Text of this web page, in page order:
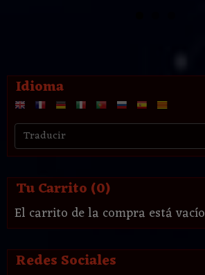
Idioma
Tu Carrito (0)
El carrito de la compra está vacío
Redes Sociales